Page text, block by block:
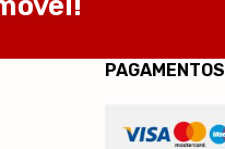
PAGAMENTOS